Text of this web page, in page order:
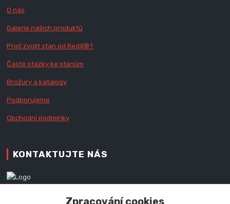
O nás
Galerie našich produktů
Proč zvolit stan od RedX®?
Časté otázky ke stanům
Brožury a katalogy
Podporujeme
Obchodní podmínky
KONTAKTUJTE NÁS
+420 777 979 111